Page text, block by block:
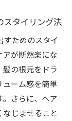
スタイリング法
すためのスタイ
アが断然楽にな
の根元をドラ
ーム感を簡単
さらに、ヘア
じませること